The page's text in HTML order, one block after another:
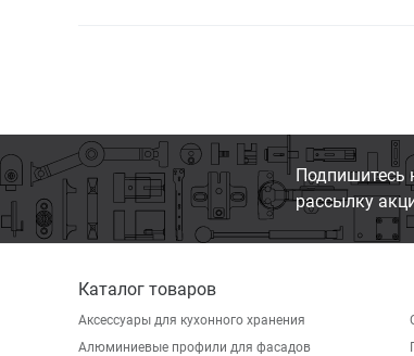
Подпишитесь
рассылку
Каталог товаров
Аксессуары для кухонного хранения
Алюминиевые профили для фасадов